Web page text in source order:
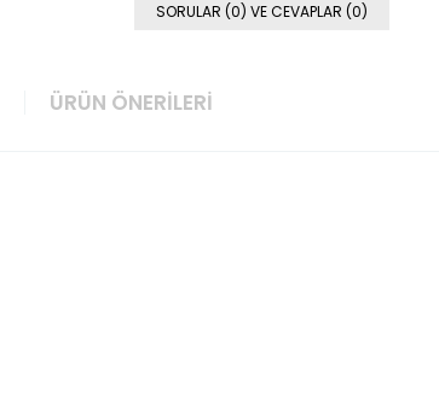
SORULAR (0) VE CEVAPLAR (0)
ÜRÜN ÖNERILERI